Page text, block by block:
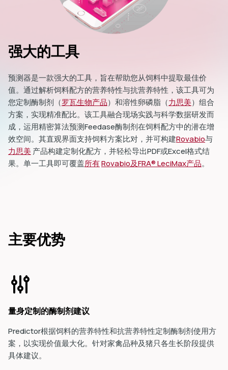
强大的工具
预测器是一款强大的工具，旨在帮助您从饲料中提取最佳价
值。通过解析饲料配方的营养特性与抗营养特性，该工具可为
您定制酶制剂（罗瓦生物产品）和溶性卵磷脂（力思美）组合
方案，实现精准配比。该工具融合现场实践与科学数据研发而
成，运用精密算法预测Feedase酶制剂在饲料配方中的潜在增
效空间。其直观界面支持饲料方案比对，并可构建Rovabio与
力思美产品构建定制化配方，并轻松导出PDF或Excel格式结
果。单一工具即可覆盖所有Rovabio及FRA® LeciMax产品。
主要优势
量身定制的酶制剂建议
Predictor根据饲料的营养特性和抗营养特性定制酶制剂使用方
案，以实现价值最大化。针对家禽品种及猪只各生长阶段提供
具体建议。